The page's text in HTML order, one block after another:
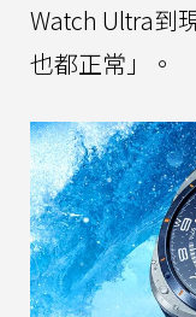
Watch Ultra到
也都正常」。